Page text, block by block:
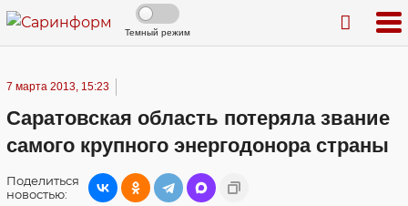
Темный режим
7 марта 2013, 15:23
Саратовская область потеряла звание
самого крупного энергодонора страны
Поделиться
новостью: